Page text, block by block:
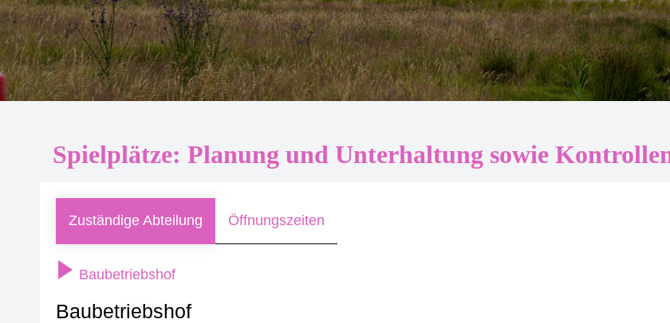
Spielplätze: Planung und Unterhaltung sowie
Zuständige Abteilung Öffnungszeiten
Baubetriebshof
Baubetriebshof